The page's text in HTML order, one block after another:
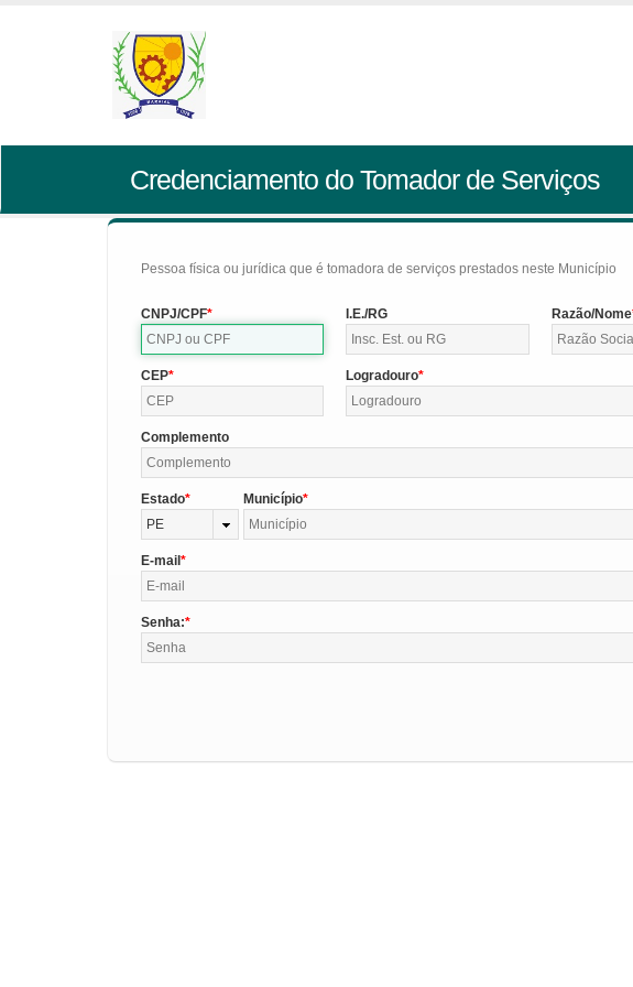
Credenciamento do Tomador de Serviços
Pessoa física ou jurídica que é tomadora de serviços prestados neste Município
CNPJ/CPF I.E./RG Razão/Nome
CEP Logradouro
Complemento
Estado
PE
Município
E-mail
Senha: